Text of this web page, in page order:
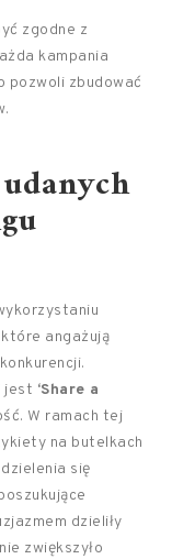
zgodne z
kampania
pozwoli zbudować
angażują
jest ‘Share a
W ramach tej
na butelkach
się
dzieliły
zwiększyło